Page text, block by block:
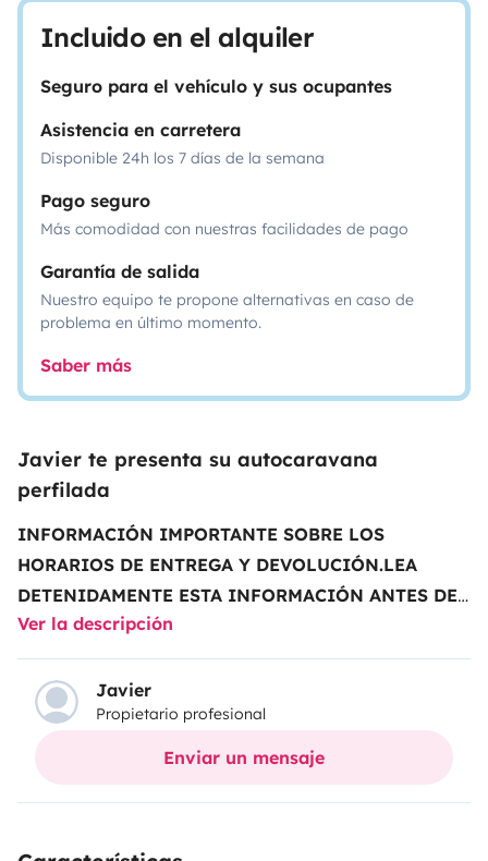
Incluido en el alquiler
Seguro para el vehículo y sus ocupantes
Asistencia en carretera
Disponible 24h los 7 días de la semana
Pago seguro
Más comodidad con nuestras facilidades de pago
Garantía de salida
Nuestro equipo te propone alternativas en caso de
problema en último momento.
Saber más
Javier te presenta su autocaravana
perfilada
INFORMACIÓN IMPORTANTE SOBRE LOS
HORARIOS DE ENTREGA Y DEVOLUCIÓN.LEA
DETENIDAMENTE ESTA INFORMACIÓN ANTES DE
RESERVAR EL
VEHÍCULO
son los horarios que rigen la reserva, aunque en la
reserva final de Yescapa indique
vehículos:Lunes a viernes(excepto festivos)•
Ver la descripción
Javier
Propietario profesional
Enviar un mensaje